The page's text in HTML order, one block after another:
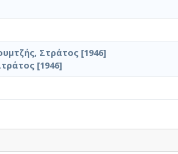
Στράτος [1946]
[1946]